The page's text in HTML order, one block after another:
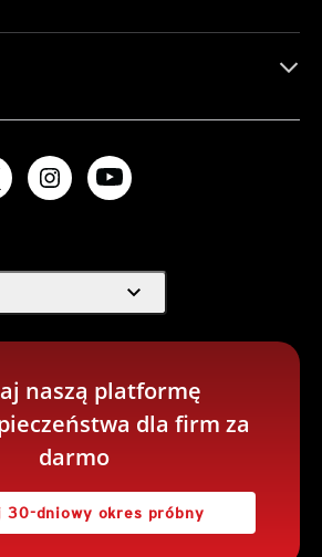
expand_more
naszą platformę
dla firm za
darmo
30-dniowy okres próbny